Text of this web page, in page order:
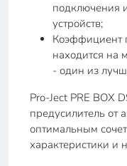
подключения
устройств;
Коэффициент
находится на
- один из
Pro-Ject PRE BOX
предусилитель от
оптимальным
характеристики и